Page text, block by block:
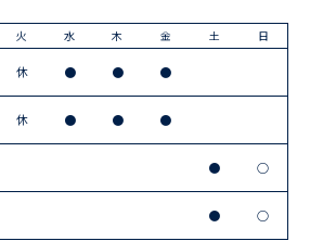
火 水 木 金 土 日
休 ● ● ●
休 ● ● ●
● ○
● ○